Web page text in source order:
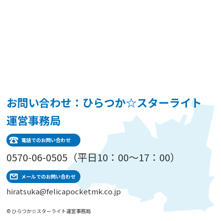
お問い合わせ：ひらつか☆スターライト
運営事務局
電話でのお問い合わせ
0570-06-0505（平日10：00～17：00）
メールでのお問い合わせ
hiratsuka@felicapocketmk.co.jp
© ひらつか☆スターライト運営事務局